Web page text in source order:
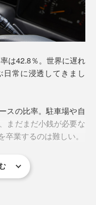
は42.8％。世界に遅れ
常に浸透してきまし
スの比率。駐車場や自
まだまだ小銭が必要な
業するのは難しい。
とに伴い、小さい財布